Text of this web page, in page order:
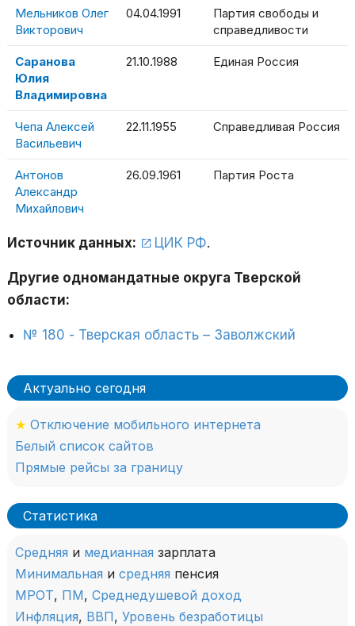
Мельников Олег
Викторович
04.04.1991
Партия свободы и
справедливости
Саранова
Юлия
Владимировна
21.10.1988 Единая Россия
Чепа Алексей
Васильевич
22.11.1955 Справедливая Россия
Антонов
Александр
Михайлович
26.09.1961 Партия Роста
Источник данных: ЦИК РФ.
Другие одномандатные округа Тверской
области:
№ 180 - Тверская область – Заволжский
Актуально сегодня
★ Отключение мобильного интернета
Белый список сайтов
Прямые рейсы за границу
Статистика
Средняя и медианная зарплата
Минимальная и средняя пенсия
МРОТ, ПМ, Среднедушевой доход
Инфляция, ВВП, Уровень безработицы